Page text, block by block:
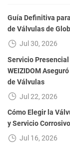
Guía Definitiva
de Válvulas de
Jul 30, 2026
Servicio
WEIZIDOM
de Válvulas
Jul 22, 2026
Cómo Elegir la
y Servicio
Jul 16, 2026